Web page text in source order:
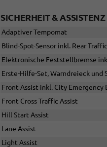
SICHERHEIT & ASSISTENZ
Adaptiver Tempomat
Blind-Spot-Sensor inkl. Rear
Elektronische Feststellbremse
Erste-Hilfe-Set, Warndreieck und
Front Assist inkl. City
Front Cross Traffic Assist
Hill Start Assist
Lane Assist
Light Assist